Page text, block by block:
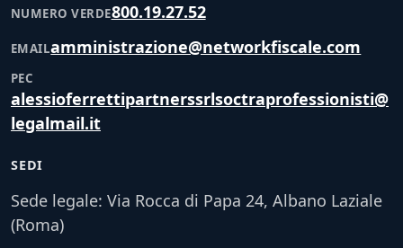
NUMERO VERDE800.19.27.52
EMAILamministrazione@networkfiscale.com
PEC
alessioferrettipartnerssrlsoctraprofessionisti@
legalmail.it
SEDI
Sede legale: Via Rocca di Papa 24, Albano Laziale
(Roma)